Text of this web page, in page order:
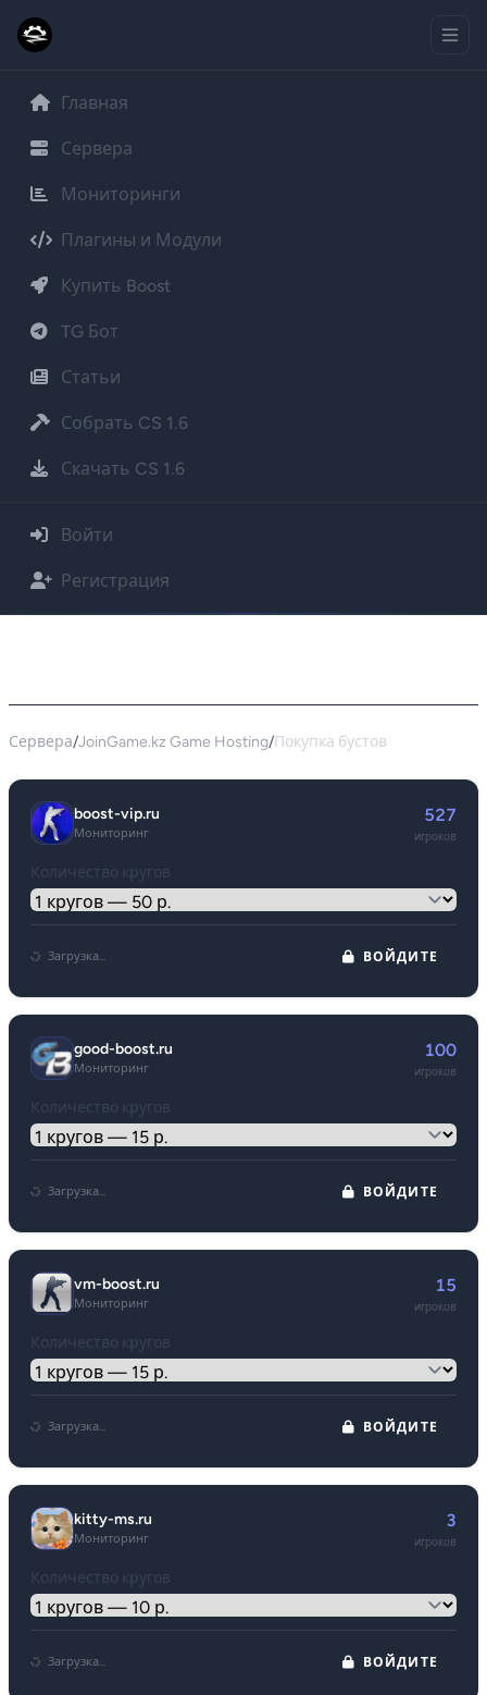
Главная
Сервера
Мониторинги
Плагины и Модули
Купить Boost
TG Бот
Статьи
Собрать CS 1.6
Скачать CS 1.6
Войти
Регистрация
Сервера/JoinGame.kz Game Hosting/Покупка бустов
boost-vip.ru
Мониторинг
527
игроков
Количество кругов
Загрузка... ВОЙДИТЕ
good-boost.ru
Мониторинг
100
игроков
Количество кругов
Загрузка... ВОЙДИТЕ
vm-boost.ru
Мониторинг
15
игроков
Количество кругов
Загрузка... ВОЙДИТЕ
kitty-ms.ru
Мониторинг
3
игроков
Количество кругов
Загрузка... ВОЙДИТЕ